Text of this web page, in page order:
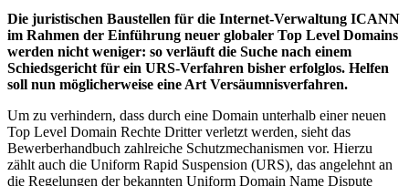
Die juristischen Baustellen für die Internet-Verwaltung ICANN
im Rahmen der Einführung neuer globaler Top Level Domains
werden nicht weniger: so verläuft die Suche nach einem
Schiedsgericht für ein URS-Verfahren bisher erfolglos. Helfen
soll nun möglicherweise eine Art Versäumnisverfahren.
Um zu verhindern, dass durch eine Domain unterhalb einer neuen
Top Level Domain Rechte Dritter verletzt werden, sieht das
Bewerberhandbuch zahlreiche Schutzmechanismen vor. Hierzu
zählt auch die Uniform Rapid Suspension (URS), das angelehnt an
die Regelungen der bekannten Uniform Domain Name Dispute